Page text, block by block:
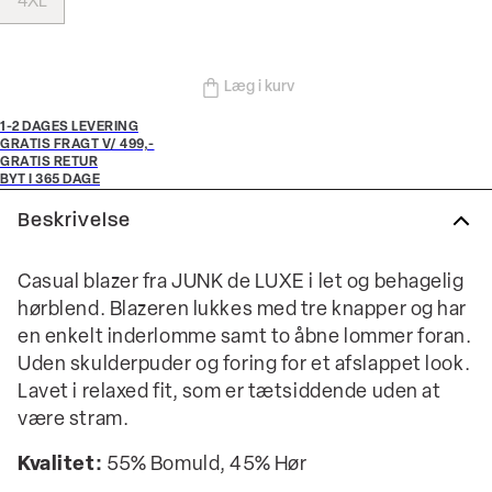
Læg i kurv
1-2 DAGES LEVERING
GRATIS FRAGT V/ 499,-
GRATIS RETUR
BYT I 365 DAGE
Beskrivelse
Casual blazer fra JUNK de LUXE i let og behagelig
hørblend. Blazeren lukkes med tre knapper og har
en enkelt inderlomme samt to åbne lommer foran.
Uden skulderpuder og foring for et afslappet look.
Lavet i relaxed fit, som er tætsiddende uden at
være stram.
Kvalitet: 55% Bomuld, 45% Hør